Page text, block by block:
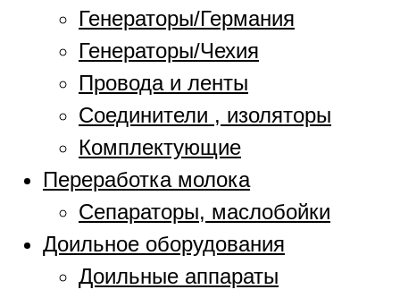
Генераторы/Германия
Генераторы/Чехия
Провода и ленты
Соединители , изоляторы
Комплектующие
Переработка молока
Сепараторы, маслобойки
Доильное оборудования
Доильные аппараты